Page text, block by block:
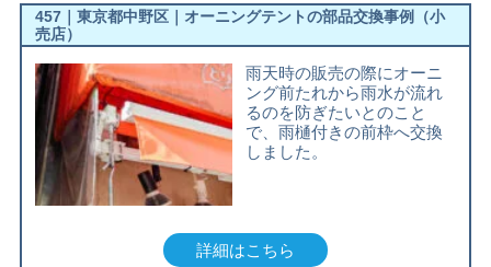
457｜東京都中野区｜オーニングテントの部品交換事例（小
売店）
雨天時の販売の際にオーニ
ング前たれから雨水が流れ
るのを防ぎたいとのこと
で、雨樋付きの前枠へ交換
しました。
詳細はこちら